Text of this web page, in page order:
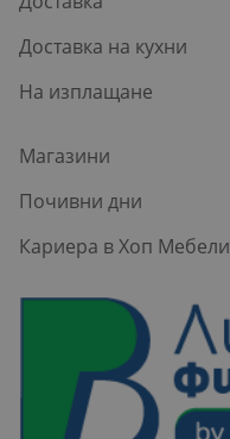
Доставка на кухни
На изплащане
Магазини
Почивни дни
Кариера в Хоп Мебели